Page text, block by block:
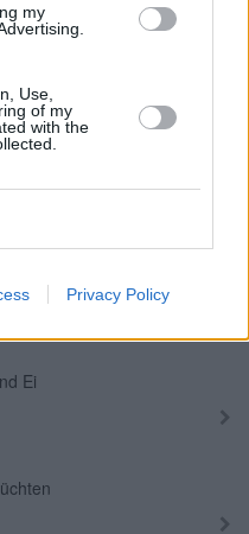
my
Use,
of my
with the
Privacy Policy
Sauce
Ei